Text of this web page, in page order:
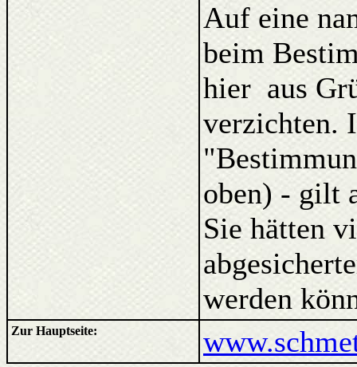
Auf eine
beim
hier aus
verzichten.
oben) - gilt
Sie hätten
werden
Zur Hauptseite: